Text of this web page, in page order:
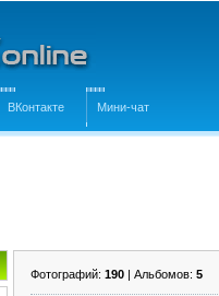
ВКонтакте Мини-чат
Фотографий: 190 | Альбомов: 5